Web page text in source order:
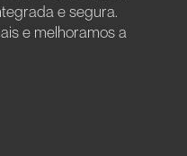
e segura.
e melhoramos a